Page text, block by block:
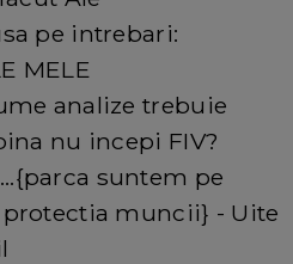
pe intrebari:
MELE
analize trebuie
nu incepi FIV?
suntem pe
muncii} - Uite